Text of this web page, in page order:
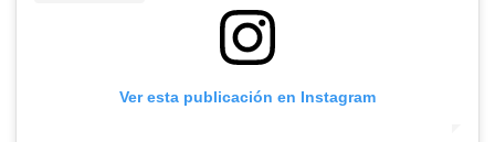
Ver esta publicación en Instagram